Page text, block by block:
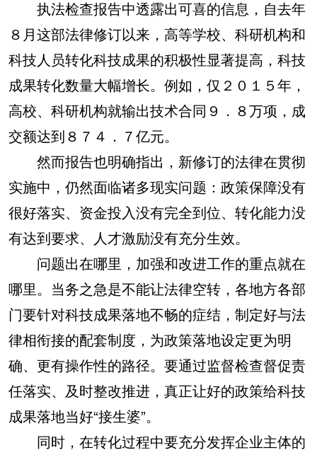
执法检查报告中透露出可喜的信息，自去年
８月这部法律修订以来，高等学校、科研机构和
科技人员转化科技成果的积极性显著提高，科技
成果转化数量大幅增长。例如，仅２０１５年，
高校、科研机构就输出技术合同９．８万项，成
交额达到８７４．７亿元。
然而报告也明确指出，新修订的法律在贯彻
实施中，仍然面临诸多现实问题：政策保障没有
很好落实、资金投入没有完全到位、转化能力没
有达到要求、人才激励没有充分生效。
问题出在哪里，加强和改进工作的重点就在
哪里。当务之急是不能让法律空转，各地方各部
门要针对科技成果落地不畅的症结，制定好与法
律相衔接的配套制度，为政策落地设定更为明
确、更有操作性的路径。要通过监督检查督促责
任落实、及时整改推进，真正让好的政策给科技
成果落地当好“接生婆”。
同时，在转化过程中要充分发挥企业主体的